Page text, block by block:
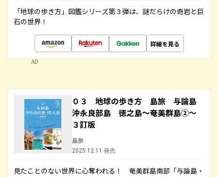
「地球の歩き方」図鑑シリーズ第３弾は、謎だらけの奇岩と巨
石の世界！
詳細を見る
AD
０３ 地球の歩き方 島旅 与論島
沖永良部島 徳之島～奄美群島②～
３訂版
島旅
2025.12.11 発売
見たことのない世界に心奪われる！ 奄美群島南部「与論島・